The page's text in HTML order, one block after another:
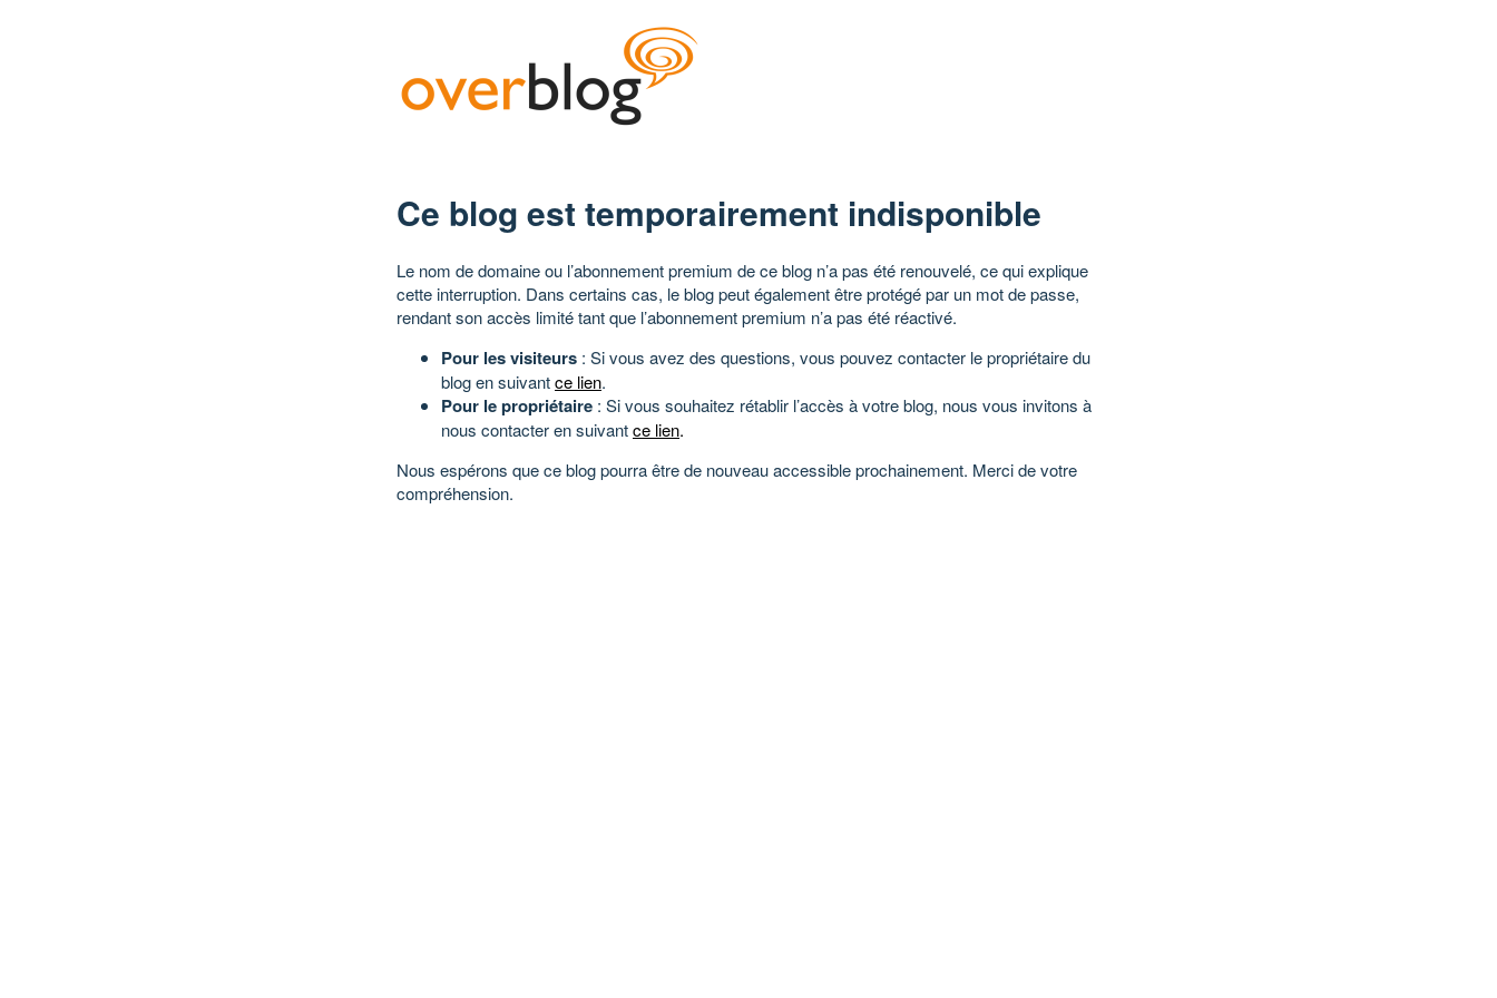
Ce blog est temporairement indisponible
Le nom de domaine ou l’abonnement premium de ce blog n’a pas été renouvelé, ce qui explique
cette interruption. Dans certains cas, le blog peut également être protégé par un mot de passe,
rendant son accès limité tant que l’abonnement premium n’a pas été réactivé.
Pour les visiteurs : Si vous avez des questions, vous pouvez contacter le propriétaire du
blog en suivantce lien.
Pour le propriétaire : Si vous souhaitez rétablir l’accès à votre blog, nous vous invitons à
nous contacter en suivantce lien.
Nous espérons que ce blog pourra être de nouveau accessible prochainement. Merci de votre
compréhension.